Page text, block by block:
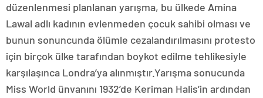
düzenlenmesi planlanan yarışma, bu ülkede Amina
Lawal adlı kadının evlenmeden çocuk sahibi olması ve
bunun sonuncunda ölümle cezalandırılmasını protesto
için birçok ülke tarafından boykot edilme tehlikesiyle
karşılaşınca Londra’ya alınmıştır.Yarışma sonucunda
Miss World ünvanını 1932’de Keriman Halis’in ardından